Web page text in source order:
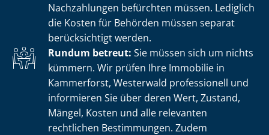
Nachzahlungen befürchten müssen. Lediglich
die Kosten für Behörden müssen separat
berücksichtigt werden.
Rundum betreut: Sie müssen sich um nichts
kümmern. Wir prüfen Ihre Immobilie in
Kammerforst, Westerwald professionell und
informieren Sie über deren Wert, Zustand,
Mängel, Kosten und alle relevanten
rechtlichen Bestimmungen. Zudem